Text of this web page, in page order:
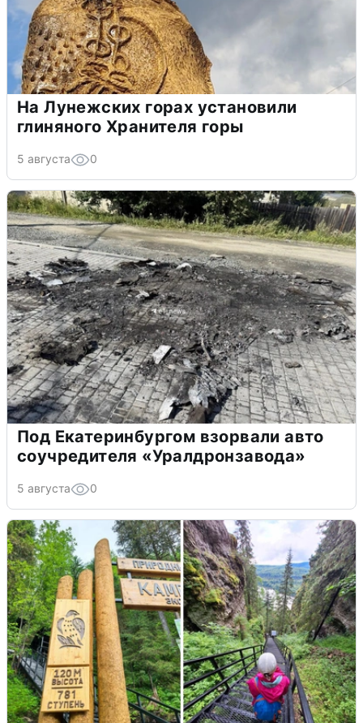
На Лунежских горах установили
глиняного Хранителя горы
5 августа 0
Под Екатеринбургом взорвали авто
соучредителя «Уралдронзавода»
5 августа 0